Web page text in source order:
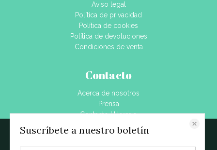
Aviso legal
Política de privacidad
Política de cookies
Política de devoluciones
Condiciones de venta
Contacto
Acerca de nosotros
Prensa
Contacto | Horario
Blog
Este sitio web almacena datos como cookies para habilitar la funcionalidad
Suscríbete a nuestro boletín